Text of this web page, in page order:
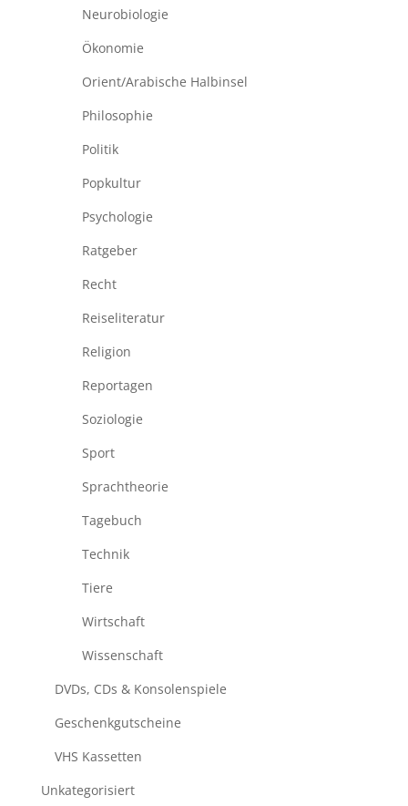
Neurobiologie
Ökonomie
Orient/Arabische Halbinsel
Philosophie
Politik
Popkultur
Psychologie
Ratgeber
Recht
Reiseliteratur
Religion
Reportagen
Soziologie
Sport
Sprachtheorie
Tagebuch
Technik
Tiere
Wirtschaft
Wissenschaft
DVDs, CDs & Konsolenspiele
Geschenkgutscheine
VHS Kassetten
Unkategorisiert